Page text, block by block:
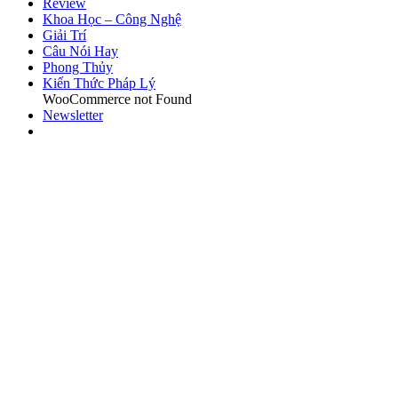
Review
Khoa Học – Công Nghệ
Giải Trí
Câu Nói Hay
Phong Thủy
Kiến Thức Pháp Lý
WooCommerce not Found
Newsletter